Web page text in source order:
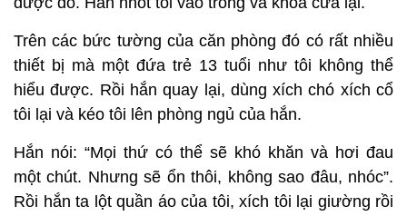
Trên các bức tường của căn phòng đó có rất nhiều
thiết bị mà một đứa trẻ 13 tuổi như tôi không thể
hiểu được. Rồi hắn quay lại, dùng xích chó xích cổ
tôi lại và kéo tôi lên phòng ngủ của hắn.
Hắn nói: “Mọi thứ có thể sẽ khó khăn và hơi đau
một chút. Nhưng sẽ ổn thôi, không sao đâu, nhóc”.
Rồi hắn ta lột quần áo của tôi, xích tôi lại giường rồi